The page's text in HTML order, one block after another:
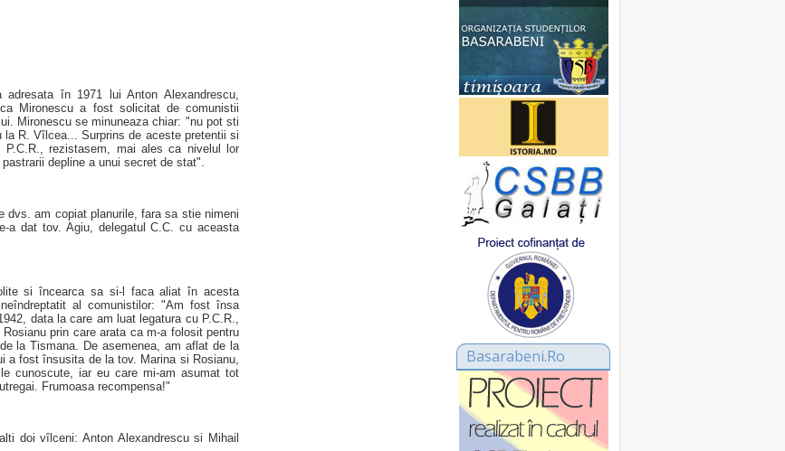
în 1971 lui Anton Alexandrescu,
Mironescu a fost solicitat de comunistii
Mironescu se minuneaza chiar: "nu pot sti
R. Vîlcea... Surprins de aceste pretentii si
rezistasem, mai ales ca nivelul lor
depline a unui secret de stat".
dvs. am copiat planurile, fara sa stie nimeni
a dat tov. Agiu, delegatul C.C. cu aceasta
si încearca sa si-l faca aliat în acesta
al comunistilor: "Am fost însa
data la care am luat legatura cu P.C.R.,
prin care arata ca m-a folosit pentru
la Tismana. De asemenea, am aflat de la
a fost însusita de la tov. Marina si Rosianu,
cunoscute, iar eu care mi-am asumat tot
Frumoasa recompensa!"
doi vîlceni: Anton Alexandrescu si Mihail
Basarabeni.Ro